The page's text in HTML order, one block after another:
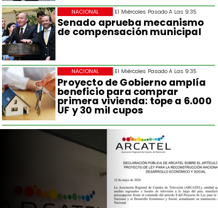
El Miércoles Pasado A Las 9:35
Senado aprueba mecanismo
de compensación municipal
NACIONAL
El Miércoles Pasado A Las 9:35
Proyecto de Gobierno amplía
beneficio para comprar
primera vivienda: tope a 6.000
UF y 30 mil cupos
NACIONAL